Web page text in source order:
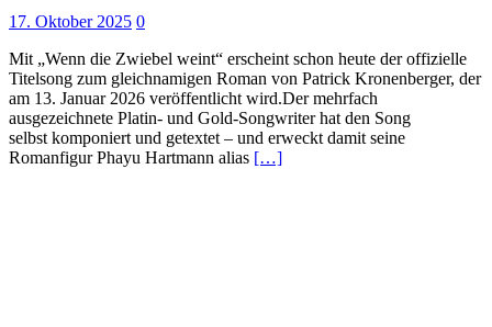
17. Oktober 2025 0
Mit „Wenn die Zwiebel weint“ erscheint schon heute der offizielle
Titelsong zum gleichnamigen Roman von Patrick Kronenberger, der
am 13. Januar 2026 veröffentlicht wird.Der mehrfach
ausgezeichnete Platin- und Gold-Songwriter hat den Song
selbst komponiert und getextet – und erweckt damit seine
Romanfigur Phayu Hartmann alias […]